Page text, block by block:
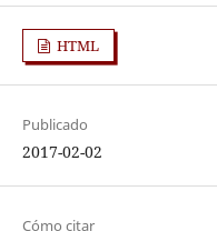
HTML
Publicado
2017-02-02
Cómo citar